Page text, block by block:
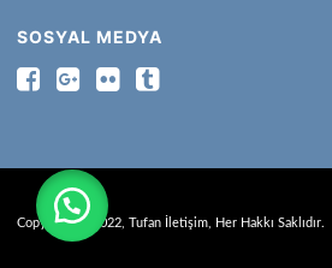
SOSYAL MEDYA
Copyright © 2022, Tufan İletişim, Her Hakkı Saklıdır.